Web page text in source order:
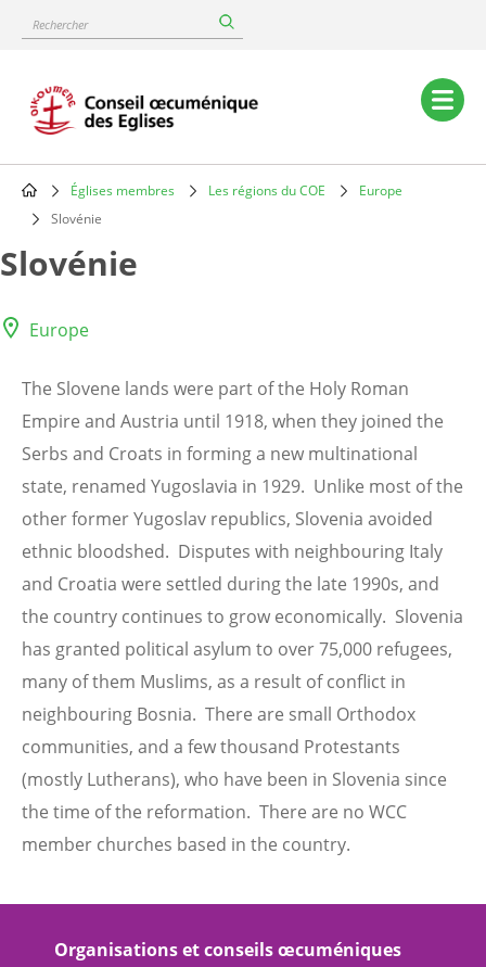
content
Rechercher
Main
navigation
Breadcrumb
Églises membres Les régions du COE
Europe
Slovénie
Slovénie
Europe
The Slovene lands were part of the Holy Roman
Empire and Austria until 1918, when they joined the
Serbs and Croats in forming a new multinational
state, renamed Yugoslavia in 1929. Unlike most of the
other former Yugoslav republics, Slovenia avoided
ethnic bloodshed. Disputes with neighbouring Italy
and Croatia were settled during the late 1990s, and
the country continues to grow economically. Slovenia
has granted political asylum to over 75,000 refugees,
many of them Muslims, as a result of conflict in
neighbouring Bosnia. There are small Orthodox
communities, and a few thousand Protestants
(mostly Lutherans), who have been in Slovenia since
the time of the reformation. There are no WCC
member churches based in the country.
Organisations et conseils œcuméniques